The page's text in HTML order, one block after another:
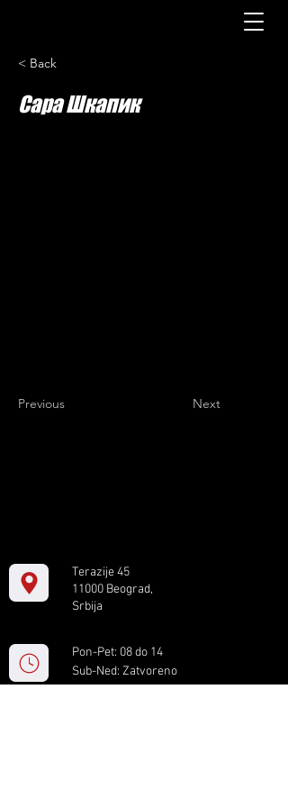
< Back
Сара Шкапик
Previous Next
Terazije 45
11000 Beograd,
Srbija
Pon-Pet: 08 do 14
Sub-Ned: Zatvoreno